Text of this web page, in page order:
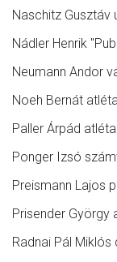
Naschitz Gusztáv
Nádler Henrik
Neumann Andor
Noeh Bernát
Paller Árpád atléta
Ponger Izsó
Preismann Lajos
Prisender György
Radnai Pál Miklós